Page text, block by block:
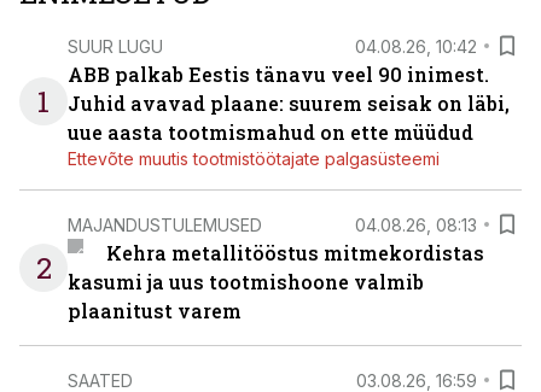
1
SUUR LUGU 04.08.26, 10:42
ABB palkab Eestis tänavu veel 90 inimest.
Juhid avavad plaane: suurem seisak on läbi,
uue aasta tootmismahud on ette müüdud
Ettevõte muutis tootmistöötajate palgasüsteemi
2
MAJANDUSTULEMUSED 04.08.26, 08:13
Kehra metallitööstus mitmekordistas
kasumi ja uus tootmishoone valmib
plaanitust varem
SAATED 03.08.26, 16:59